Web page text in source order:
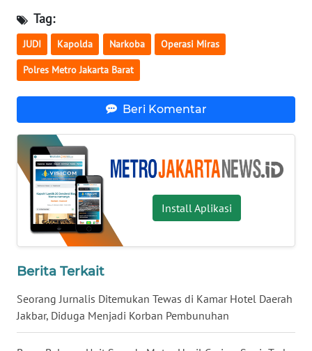
Tag:
JUDI Kapolda Narkoba Operasi Miras
Polres Metro Jakarta Barat
Beri Komentar
Install Aplikasi
Berita Terkait
Seorang Jurnalis Ditemukan Tewas di Kamar Hotel Daerah
Jakbar, Diduga Menjadi Korban Pembunuhan
WN
JATENG
WN
WN
WN
JATIM
WN
BALI
KALBAR
WN
KALTENG